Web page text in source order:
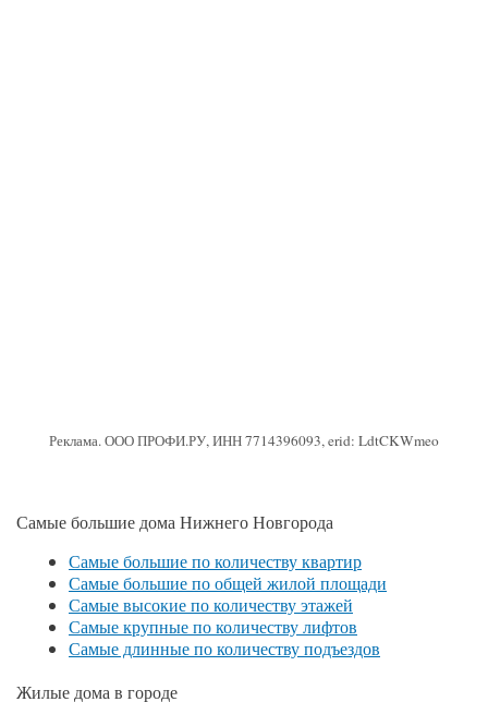
Реклама. ООО ПРОФИ.РУ, ИНН 7714396093, erid: LdtCKWmeo
Самые большие дома Нижнего Новгорода
Самые большие по количеству квартир
Самые большие по общей жилой площади
Самые высокие по количеству этажей
Самые крупные по количеству лифтов
Самые длинные по количеству подъездов
Жилые дома в городе